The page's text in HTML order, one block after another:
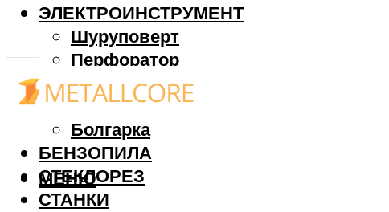
ЭЛЕКТРОИНСТРУМЕНТ
Шуруповерт
Перфоратор
Дрель
Фрезер
Болгарка
БЕНЗОПИЛА
СТЕКЛОРЕЗ
СТАНКИ
МЕНЮ